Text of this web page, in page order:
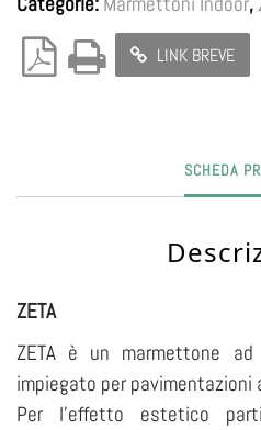
LINK BREVE
SCHEDA
ZETA
ZETA è un marmettone
impiegato per
Per l’effetto estetico